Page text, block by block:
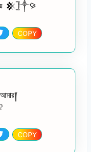
যায় 𒆜𓊉༒⪩
COPY
COPY